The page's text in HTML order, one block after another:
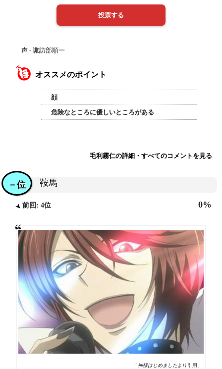
声 - 諏訪部順一
オススメのポイント
顔
危険なところに優しいところがある
毛利霧仁の詳細・すべてのコメントを見る
鞍馬
－位
前回: 4位 0%
「神様はじめましたより引用」